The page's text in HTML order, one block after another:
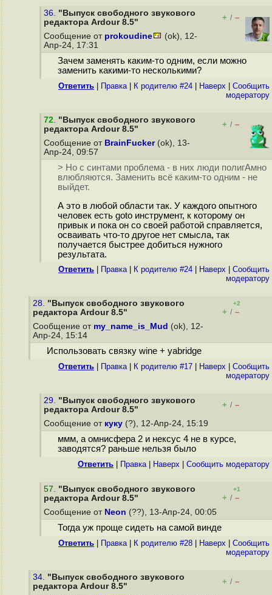
36. "Выпуск свободного звукового
редактора Ardour 8.5"
+ / –
Сообщение от prokoudine
(ok), 12-
Апр-24, 17:31
Зачем заменять каким-то одним, если можно
заменить какими-то несколькими?
Ответить Правка| К родителю #24 Наверх
Cообщить
модератору
72. "Выпуск свободного звукового
редактора Ardour 8.5"
+ / –
Сообщение от BrainFucker(ok), 13-
Апр-24, 09:57
> Но с синтами проблема - в них люди полигАмно
влюбляются. Заменить всё каким-то одним - не
выйдет.
А это в любой области так. У каждого опытного
человек есть goto инструмент, к которому он
привык и пока он со своей работой справляется,
осваивать что-то другое нет смысла, так
получается быстрее добиться нужного
результата.
Ответить Правка| К родителю #24 Наверх
Cообщить
модератору
28. "Выпуск свободного звукового
редактора Ardour 8.5"
+2
+ / –
Сообщение от my_name_is_Mud (ok), 12-
Апр-24, 15:14
Использовать связку wine + yabridge
Ответить Правка| К родителю #17 Наверх
Cообщить
модератору
29. "Выпуск свободного звукового
редактора Ardour 8.5"
+ / –
Сообщение от куку (?), 12-Апр-24, 15:19
ммм, а омнисфера 2 и нексус 4 не в курсе,
заводятся? раньше нельзя было
Ответить Правка| Наверх Cообщить модератору
57. "Выпуск свободного звукового
редактора Ardour 8.5"
+1
+ / –
Сообщение от Neon (??), 13-Апр-24, 00:05
Тогда уж проще сидеть на самой винде
Ответить Правка| К родителю #28 Наверх
Cообщить
модератору
34. "Выпуск свободного звукового
редактора Ardour 8.5"
+ / –